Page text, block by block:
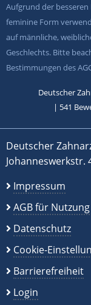
Aufgrund der
feminine Form
auf männliche,
Geschlechts. Bitte
Bestimmungen des
Deutscher
| 541
Deutscher
Johanneswerkstr.
Impressum
AGB für Nutzung
Datenschutz
Cookie-
Barrierefreiheit
Login